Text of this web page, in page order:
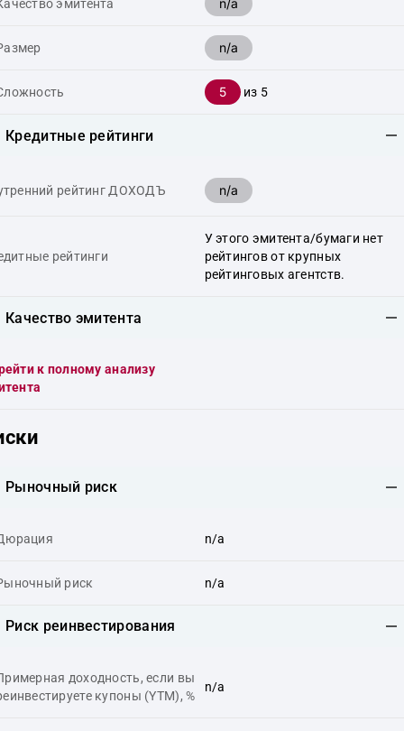
эмитента n/a
n/a
5 из 5
Кредитные рейтинги
рейтинг ДОХОДЪ n/a
рейтинги
У этого эмитента/бумаги нет
рейтингов от крупных
рейтинговых агентств.
Качество эмитента
к полному анализу
Рыночный риск
n/a
риск n/a
Риск реинвестирования
доходность, если вы
купоны (YTM), %
n/a